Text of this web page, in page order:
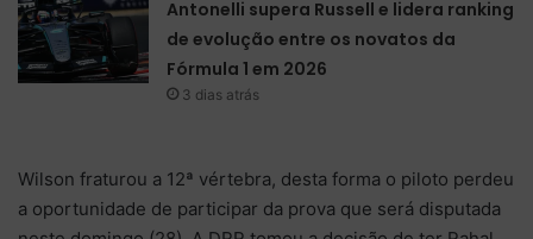
Antonelli supera Russell e lidera ranking
de evolução entre os novatos da
Fórmula 1 em 2026
3 dias atrás
Wilson fraturou a 12ª vértebra, desta forma o piloto perdeu
a oportunidade de participar da prova que será disputada